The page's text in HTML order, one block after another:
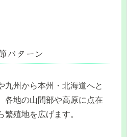
パターン
九州から本州・北海道へと
各地の山間部や高原に点在
殖地を広げます。